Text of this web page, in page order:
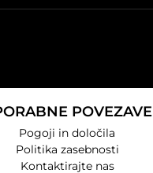
POVEZAVE
Pogoji in določila
Politika zasebnosti
Kontaktirajte nas